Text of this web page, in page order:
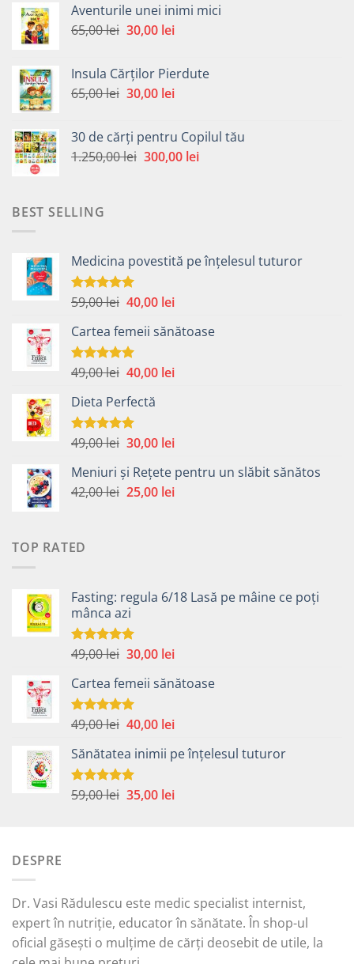
fost:
65,00 lei.
30,00 lei.
Aventurile unei inimi mici
65,00lei Prețul
fost:
65,00 lei.
30,00 leiPrețul
30,00 lei.
Insula Cărților Pierdute
65,00lei Prețul
fost:
65,00 lei.
30,00 leiPrețul
30,00 lei.
30 de cărți pentru Copilul tău
1.250,00lei Prețul
300,00 leiPrețul
BEST SELLING
Medicina povestită pe înțelesul tuturor
Evaluat la
59,00lei Prețul
a
fost:
59,00 lei.
40,00 leiPrețul
este:
Cartea femeii sănătoase
Evaluat la
49,00lei Prețul
a
fost:
49,00 lei.
40,00 leiPrețul
Dieta Perfectă
Evaluat la
49,00lei Prețul
a
fost:
30,00 leiPrețul
este:
30,00 lei.
Meniuri și Rețete pentru un slăbit sănătos
42,00lei Prețul
25,00 leiPrețul
TOP RATED
Fasting: regula 6/18 Lasă pe mâine ce poți
mânca azi
Evaluat la
49,00lei Prețul
a
fost:
49,00 lei.
30,00 leiPrețul
este:
Cartea femeii sănătoase
Evaluat la
49,00lei Prețul
a
fost:
49,00 lei.
40,00 leiPrețul
este:
Sănătatea inimii pe înțelesul tuturor
Evaluat la
59,00lei Prețul
35,00 leiPrețul
DESPRE
Dr. Vasi Rădulescu este medic specialist internist,
expert în nutriție, educator în sănătate. În shop-ul
oficial găsești o mulțime de cărți deosebit de utile, la